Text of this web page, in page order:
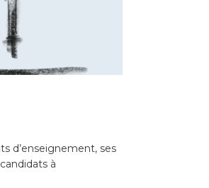
d’enseignement, ses
à